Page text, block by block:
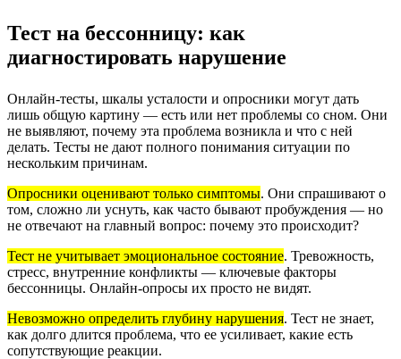
Тест на бессонницу: как
диагностировать нарушение
Онлайн-тесты, шкалы усталости и опросники могут дать
лишь общую картину — есть или нет проблемы со сном. Они
не выявляют, почему эта проблема возникла и что с ней
делать. Тесты не дают полного понимания ситуации по
нескольким причинам.
Опросники оценивают только симптомы. Они спрашивают о
том, сложно ли уснуть, как часто бывают пробуждения — но
не отвечают на главный вопрос: почему это происходит?
Тест не учитывает эмоциональное состояние. Тревожность,
стресс, внутренние конфликты — ключевые факторы
бессонницы. Онлайн-опросы их просто не видят.
Невозможно определить глубину нарушения. Тест не знает,
как долго длится проблема, что ее усиливает, какие есть
сопутствующие реакции.